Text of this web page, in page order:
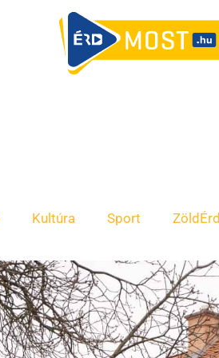
Kultúra Sport ZöldÉrd